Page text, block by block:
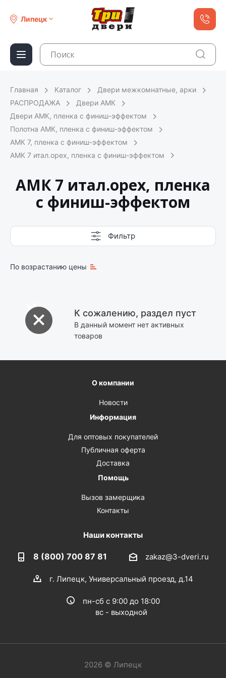
Липецк
Главная Каталог
Двери межкомнатные, арки
РАСПРОДАЖА
Двери АМК
Двери АМК, пленка с финиш-эффектом
Полотна АМК, пленка с финиш-эффектом
АМК 7, пленка с финиш-эффектом
АМК 7 итал.орех, пленка с финиш-эффектом
АМК 7 итал.орех, пленка
с финиш-эффектом
Фильтр
По возрастанию цены
К сожалению, раздел пуст
В данный момент нет активных
товаров
О компании
Новости
Информация
Для оптовых покупателей
Публичная оферта
Доставка
Помощь
Вызов замерщика
Контакты
Наши контакты
8 (800) 700 87 81 zakaz@3-dveri.ru
г. Липецк, Универсальный проезд, д.14
пн-сб с 9:00 до 18:00
вс - выходной
2026 © Липецк